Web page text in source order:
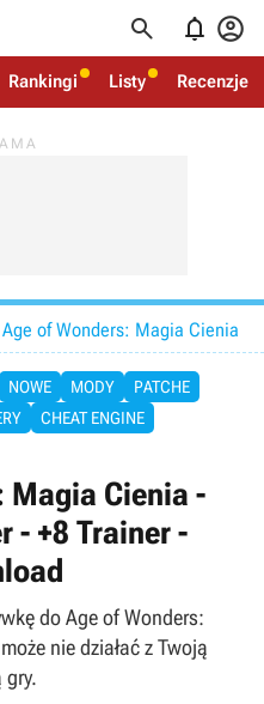
  
Rankingi Listy Recenzje
Age of Wonders: Magia Cienia
NOWE MODY
PATCHE
CHEAT ENGINE
Magia Cienia -
- +8 Trainer -
do Age of Wonders:
nie działać z Twoją
gry.